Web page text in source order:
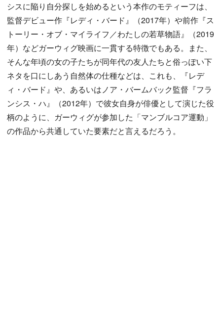
シスに陥り自分探しを始めるという本作のモティーフは、
監督デビュー作『レディ・バード』（2017年）や前作『ス
トーリー・オブ・マイライフ／わたしの若草物語』（2019
年）などガーウィグ映画に一貫する特徴でもある。また、
そんな年頃の女の子たちが同年代の友人たちと俗っぽい下
ネタを口にしあう自然体の仕種などは、これも、『レデ
ィ・バード』や、あるいはノア・バームバック監督『フラ
ンシス・ハ』（2012年）で彼女自身が俳優として演じた役
柄のように、ガーウィグが参加した「マンブルコア運動」
の作品から共通していた要素だと言えるだろう。